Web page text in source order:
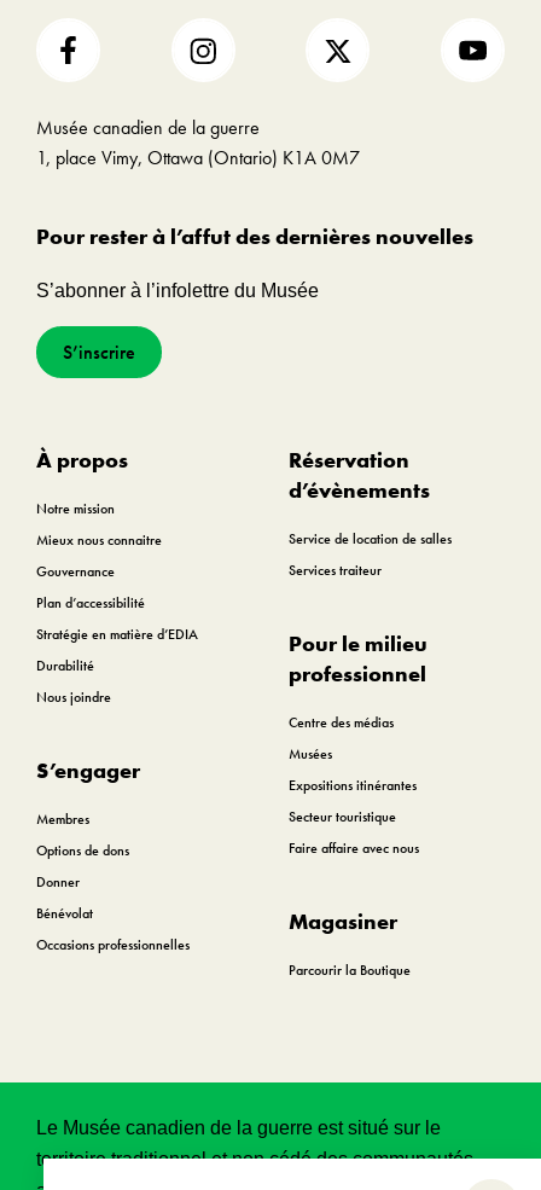
Musée canadien de la guerre
1, place Vimy, Ottawa (Ontario) K1A 0M7
Pour rester à l’affut des dernières nouvelles
S’abonner à l’infolettre du Musée
S’inscrire
À propos
Notre mission
Mieux nous connaitre
Gouvernance
Plan d’accessibilité
Stratégie en matière d’EDIA
Durabilité
Nous joindre
S’engager
Membres
Options de dons
Donner
Bénévolat
Occasions professionnelles
Réservation
d’évènements
Service de location de salles
Services traiteur
Pour le milieu
professionnel
Centre des médias
Musées
Expositions itinérantes
Secteur touristique
Faire affaire avec nous
Magasiner
Parcourir la Boutique
Le Musée canadien de la guerre est situé sur le
territoire traditionnel et non cédé des communautés